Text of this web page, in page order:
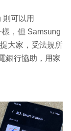
可以用
，但 Samsung
大家，受法規所
銀行協助，用家